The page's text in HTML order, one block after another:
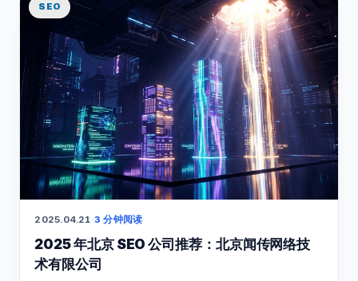
SEO
2025.04.21·3 分钟阅读
2025 年北京 SEO 公司推荐：北京闻传网络技
术有限公司